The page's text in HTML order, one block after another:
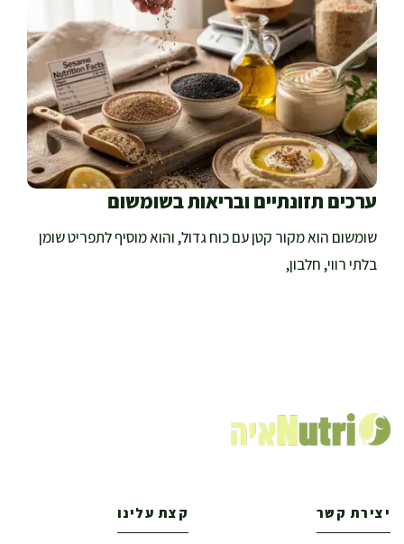
ערכים תזונתיים ובריאות בשומשום
שומשום הוא מקור קטן עם כוח גדול, והוא מוסיף לתפריט שומן
בלתי רווי, חלבון,
יצירת קשר קצת עלינו